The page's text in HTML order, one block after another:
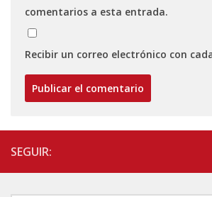
comentarios a esta entrada.
Recibir un correo electrónico con
SEGUIR: